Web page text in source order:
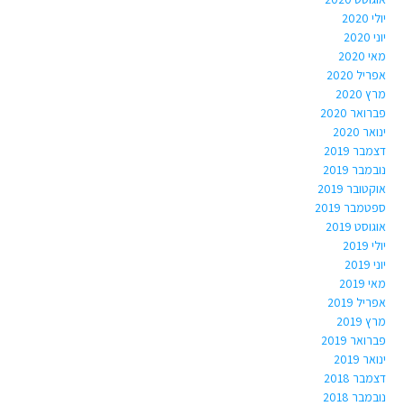
יולי 2020
יוני 2020
מאי 2020
אפריל 2020
מרץ 2020
פברואר 2020
ינואר 2020
דצמבר 2019
נובמבר 2019
אוקטובר 2019
ספטמבר 2019
אוגוסט 2019
יולי 2019
יוני 2019
מאי 2019
אפריל 2019
מרץ 2019
פברואר 2019
ינואר 2019
דצמבר 2018
נובמבר 2018